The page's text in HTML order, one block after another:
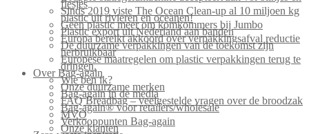
flesjes
Sinds 2019 viste The Ocean Clean-up al 10 miljoen kg
plastic uit rivieren en oceanen!
Geen plastic meer om komkommers bij Jumbo
Plastic export uit Nederland aan banden
Europa bereikt akkoord over verpakkingsafval reductie
De duurzame verpakkingen van de toekomst zijn
herbruikbaar
Europese maatregelen om plastic verpakkingen terug te
dringen.
Over Bag-again
Wie ben ik?
Onze duurzame merken
Bag-again in de media
FAQ Breadbag – veelgestelde vragen over de broodzak
Bag-again® voor retailers/wholesale
MVO
Verkooppunten Bag-again
Onze klanten